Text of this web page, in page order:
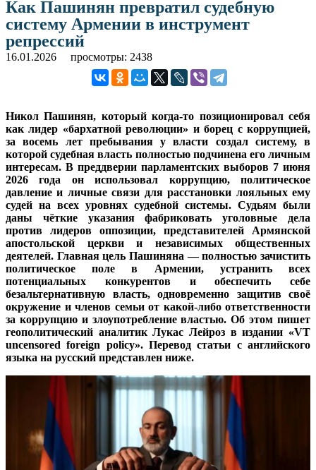
Как Пашинян превратил судебную
систему Армении в инструмент
репрессий
16.01.2026 просмотры: 2438
Никол Пашинян, который когда-то позиционировал себя
как лидер «бархатной революции» и борец с коррупцией,
за восемь лет пребывания у власти создал систему, в
которой судебная власть полностью подчинена его личным
интересам. В преддверии парламентских выборов 7 июня
2026 года он использовал коррупцию, политическое
давление и личные связи для расстановки лояльных ему
судей на всех уровнях судебной системы. Судьям были
даны чёткие указания фабриковать уголовные дела
против лидеров оппозиции, представителей Армянской
апостольской церкви и независимых общественных
деятелей. Главная цель Пашиняна — полностью зачистить
политическое поле в Армении, устранить всех
потенциальных конкурентов и обеспечить себе
безальтернативную власть, одновременно защитив своё
окружение и членов семьи от какой-либо ответственности
за коррупцию и злоупотребление властью. Об этом пишет
геополитический аналитик Лукас Лейроз в издании «VT
uncensored foreign policy». Перевод статьи с английского
языка на русский представлен ниже.